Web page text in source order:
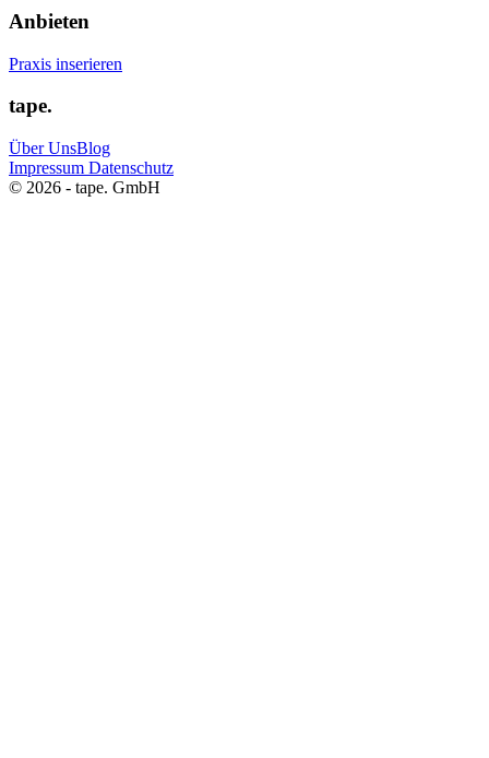
Anbieten
Praxis inserieren
tape.
Über UnsBlog
Impressum Datenschutz
© 2026 - tape. GmbH